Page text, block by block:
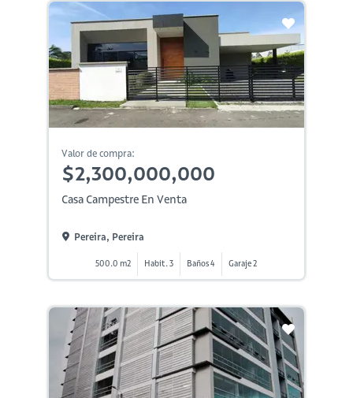
Valor de compra:
$2,300,000,000
Casa Campestre En Venta
Pereira, Pereira
500.0 m2 Habit. 3 Baños 4 Garaje 2